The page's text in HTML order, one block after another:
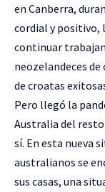
en Canberra,
cordial y positivo,
continuar
neozelandeces
de croatas
Pero llegó la
Australia del
sí. En esta nueva
australianos se
sus casas, una